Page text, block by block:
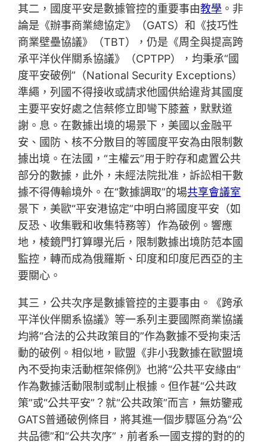
其二，國度平安是數據管控的重要事由教學 。非
論是《辦事商業總協定》（GATS）和《技巧性
商業壁壘協議》（TBT），仍是《周全與提高跨
承平洋伙伴關系協議》（CPTPP），均秉承“國
度平安破例”（National Security Exceptions）
準繩，列國不得接收或請求他國供給違背其國度
主要平安好處之信蔡修立即彎下膝蓋，默默道
謝。息。在數據出境的場景下，美國以金融平
安、國防、核不分散目的等國度平安為由限制數
據出境。在法國，“主權云”用于貯存和處置公共
部分的數據，此外，未經法院批准，訴訟相干數
據不得傳輸境外。在“數據調取”的場共享會議室
景下，美歐“平安港協定”中明白將國度平安（如
反恐、收集戰和收集特務等）作為破例。響應
地，棱鏡門打算曝光后，限制數據出境防范本國
監控，轉而成為俄羅斯、印度和印度尼西亞的主
要關心。
其三，公共次序是數據管控的主要事由。《跨承
平洋伙伴關系協議》等一系列主要國際商業協議
均將“合法的公共政策目的”作為數據不受拘束活
動的破例。相似地，歐盟《非小我數據在歐盟境
內不受拘束活動框架條例》也將“公共平安緣由”
作為數據活動限制或制止根據。但作甚“公共政
策”或“公共平安”？就“公共政策”而言，無妨鑒戒
GATS普通破例條目，將其進一個步驟區分為“公
共品德”和“公共次序”，前者系一國支撐的對的的